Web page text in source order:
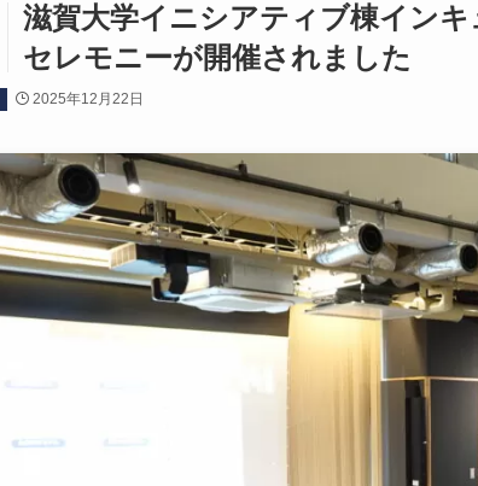
滋賀大学イニシアティブ棟イン
セレモニーが開催されました
2025年12月22日